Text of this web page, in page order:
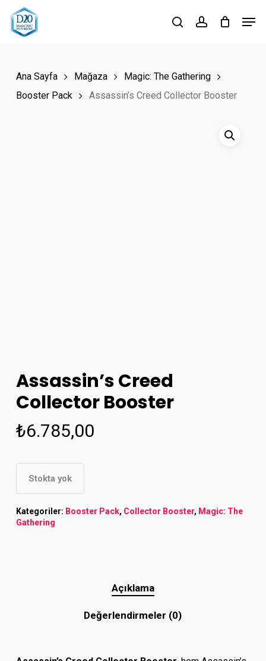
Skip
searchaccount
Ana Sayfa Mağaza
Magic: The Gathering
Booster Pack
Assassin’s Creed Collector Booster
Assassin’s Creed
Collector Booster
₺6.785,00
Stokta yok
Kategoriler: Booster Pack, Collector Booster, Magic: The
Gathering
Açıklama
Değerlendirmeler (0)